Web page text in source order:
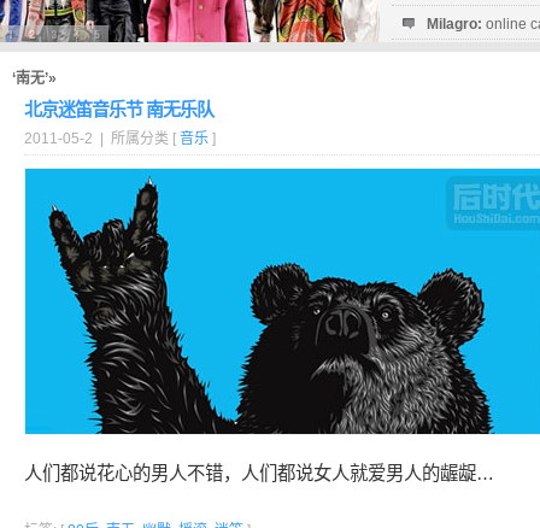
Milagro: online
‘南无’»
北京迷笛音乐节 南无乐队
2011-05-2 | 所属分类 [ 音乐 ]
人们都说花心的男人不错，人们都说女人就爱男人的龌龊…